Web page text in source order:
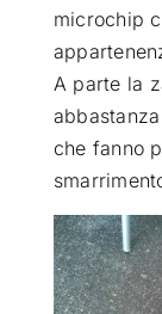
microchip
A parte la
che fanno